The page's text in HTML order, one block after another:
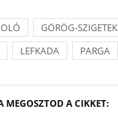
GÖRÖG-SZIGETEK
LEFKADA PARGA
MEGOSZTOD A CIKKET: